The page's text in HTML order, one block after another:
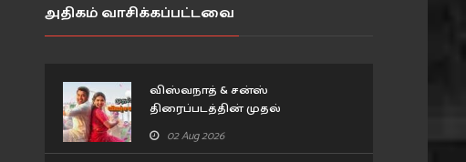
அதிகம் வாசிக்கப்பட்டவை
விஸ்வநாத் & சன்ஸ்
திரைப்படத்தின் முதல்
விமர்சனம்..
02 Aug 2026